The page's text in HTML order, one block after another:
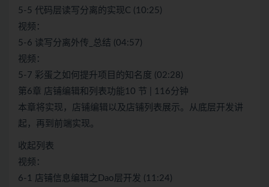
5-5 代码层读写分离的实现C (10:25)
视频：
5-6 读写分离外传_总结 (04:57)
视频：
5-7 彩蛋之如何提升项目的知名度 (02:28)
第6章 店铺编辑和列表功能10 节 | 116分钟
本章将实现，店铺编辑以及店铺列表展示。从底层开发讲
起，再到前端实现。
收起列表
视频：
6-1 店铺信息编辑之Dao层开发 (11:24)